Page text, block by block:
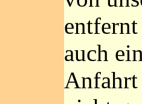
auch